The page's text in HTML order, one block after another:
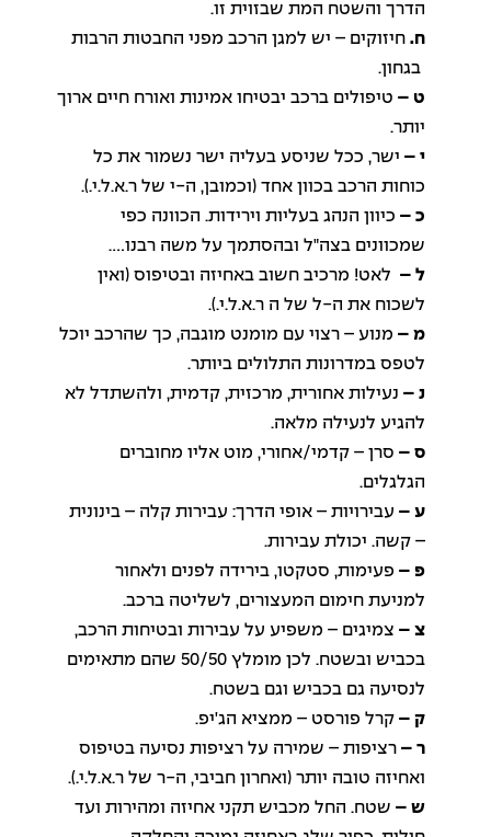
הדרך והשטח המת שבזוית זו.
ח. חיזוקים – יש למגן הרכב מפני החבטות הרבות
בגחון.
ט – טיפולים ברכב יבטיחו אמינות ואורח חיים ארוך
יותר.
י – ישר, ככל שניסע בעליה ישר נשמור את כל
כוחות הרכב בכוון אחד (וכמובן, ה-י של ר.א.ל.י.).
כ – כיוון הנהג בעליות וירידות. הכוונה כפי
שמכוונים בצה"ל ובהסתמך על משה רבנו….
ל – לאט! מרכיב חשוב באחיזה ובטיפוס (ואין
לשכוח את ה-ל של ה ר.א.ל.י.).
מ – מנוע – רצוי עם מומנט מוגבה, כך שהרכב יוכל
לטפס במדרונות התלולים ביותר.
נ – נעילות אחורית, מרכזית, קדמית, ולהשתדל לא
להגיע לנעילה מלאה.
ס – סרן – קדמי/אחורי, מוט אליו מחוברים
הגלגלים.
ע – עבירויות – אופי הדרך: עבירות קלה – בינונית
– קשה. יכולת עבירות.
פ – פעימות, סטקטו, בירידה לפנים ולאחור
למניעת חימום המעצורים, לשליטה ברכב.
צ – צמיגים – משפיע על עבירות ובטיחות הרכב,
בכביש ובשטח. לכן מומלץ 50/50 שהם מתאימים
לנסיעה גם בכביש וגם בשטח.
ק – קרל פורסט – ממציא הג'יפ.
ר – רציפות – שמירה על רציפות נסיעה בטיפוס
ואחיזה טובה יותר (ואחרון חביבי, ה-ר של ר.א.ל.י.).
ש – שטח. החל מכביש תקני אחיזה ומהירות ועד